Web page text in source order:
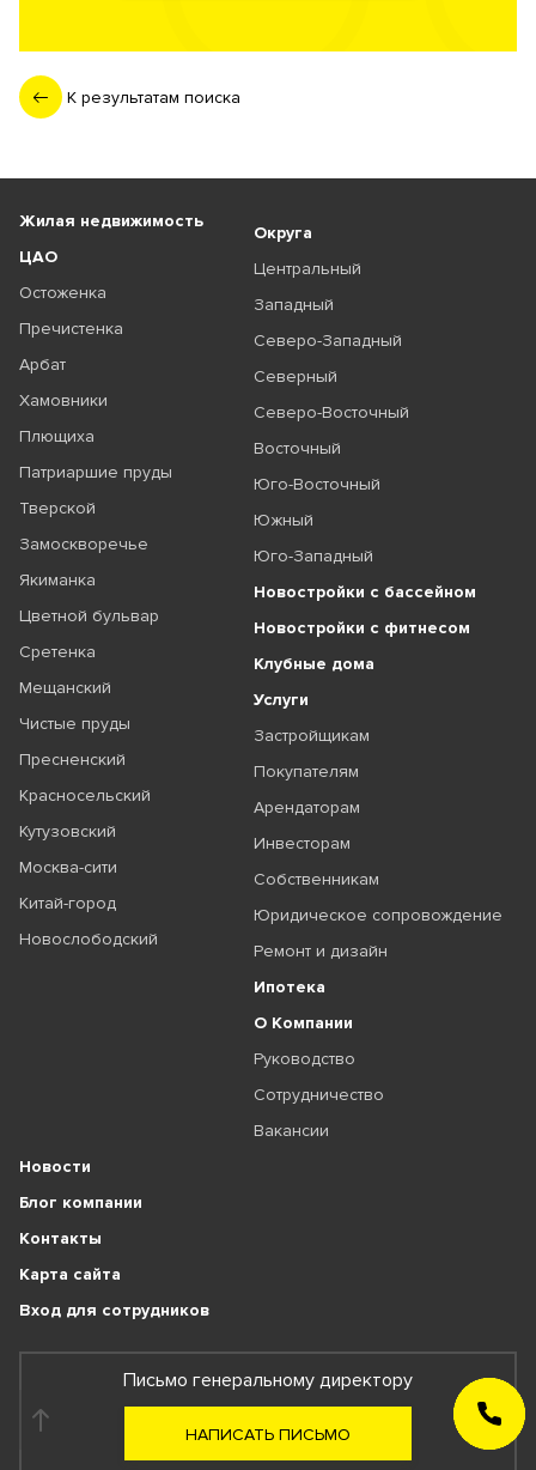
К результатам поиска
Жилая недвижимость
ЦАО
Остоженка
Пречистенка
Арбат
Хамовники
Плющиха
Патриаршие пруды
Тверской
Замоскворечье
Якиманка
Цветной бульвар
Сретенка
Мещанский
Чистые пруды
Пресненский
Красносельский
Кутузовский
Москва-сити
Китай-город
Новослободский
Округа
Центральный
Западный
Северо-Западный
Северный
Северо-Восточный
Восточный
Юго-Восточный
Южный
Юго-Западный
Новостройки с бассейном
Новостройки с фитнесом
Клубные дома
Услуги
Застройщикам
Покупателям
Арендаторам
Инвесторам
Собственникам
Юридическое сопровождение
Ремонт и дизайн
Ипотека
О Компании
Руководство
Сотрудничество
Вакансии
Новости
Блог компании
Контакты
Карта сайта
Вход для сотрудников
Письмо генеральному директору
НАПИСАТЬ ПИСЬМО
ЗАКАЗАТЬ
ЗВОНОК